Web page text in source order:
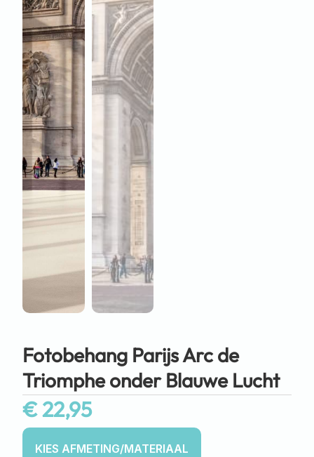
Fotobehang Parijs Arc de
Triomphe onder Blauwe Lucht
€22,95